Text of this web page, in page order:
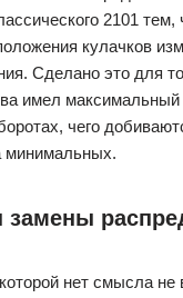
2101 тем,
кулачков
Сделано это для
имел
чего
минимальных.
замены
нет смысла не